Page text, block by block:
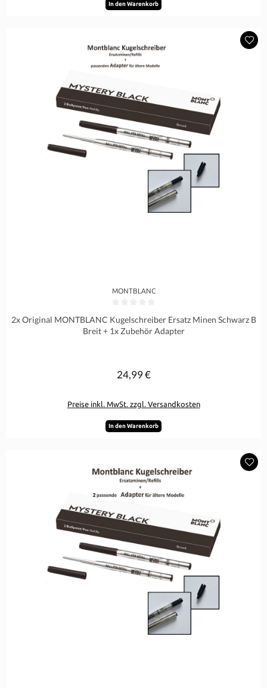
In den Warenkorb
MONTBLANC
2x Original MONTBLANC Kugelschreiber Ersatz Minen Schwarz B
Breit + 1x Zubehör Adapter
Regulärer Preis:
24,99 €
Preise inkl. MwSt. zzgl. Versandkosten
In den Warenkorb